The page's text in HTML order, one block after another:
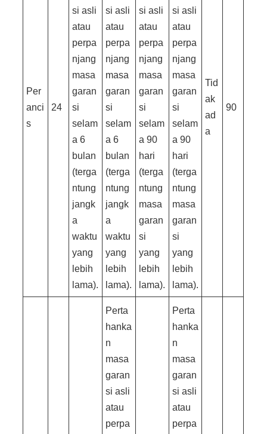
Per
anci
s
24
si asli
atau
perpa
njang
masa
garan
si
selam
a 6
bulan
(terga
ntung
jangk
a
waktu
yang
lebih
lama).
si asli
atau
perpa
njang
masa
garan
si
selam
a 6
bulan
(terga
ntung
jangk
a
waktu
yang
lebih
lama).
si asli
atau
perpa
njang
masa
garan
si
selam
a 90
hari
(terga
ntung
masa
garan
si
yang
lebih
lama).
si asli
atau
perpa
njang
masa
garan
si
selam
a 90
hari
(terga
ntung
masa
garan
si
yang
lebih
lama).
Tid
ak
ad
a
90
Perta
hanka
n
masa
garan
si asli
atau
perpa
Perta
hanka
n
masa
garan
si asli
atau
perpa